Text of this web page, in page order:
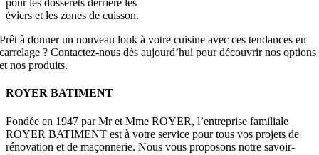
pour les dosserets derrière les
éviers et les zones de cuisson.
Prêt à donner un nouveau look à votre cuisine avec ces tendances en
carrelage ? Contactez-nous dès aujourd’hui pour découvrir nos options
et nos produits.
ROYER BATIMENT
Fondée en 1947 par Mr et Mme ROYER, l’entreprise familiale
ROYER BATIMENT est à votre service pour tous vos projets de
rénovation et de maçonnerie. Nous vous proposons notre savoir-